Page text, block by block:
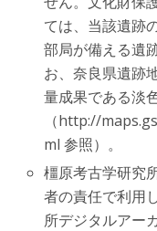
ては、当該遺跡
部局が備える遺
お、奈良県遺跡
量成果である淡
（http://
ml 参照）。
橿原考古学研究
者の責任で利用
所デジタルアー